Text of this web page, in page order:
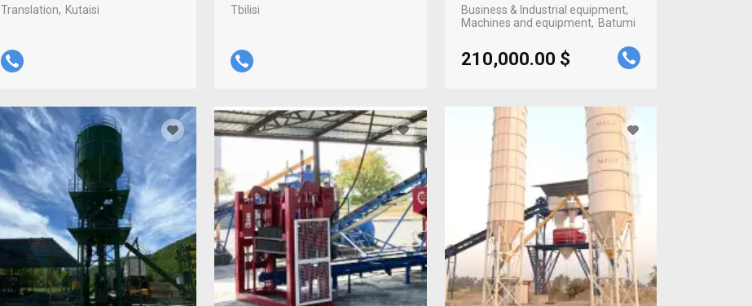
Translation Kutaisi Tbilisi
Business & Industrial equipment,
Machines and equipment
Batumi
210,000.00 $